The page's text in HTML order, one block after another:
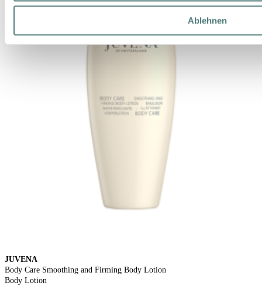
Ablehnen
JUVENA
Body Care Smoothing and Firming Body Lotion
Body Lotion